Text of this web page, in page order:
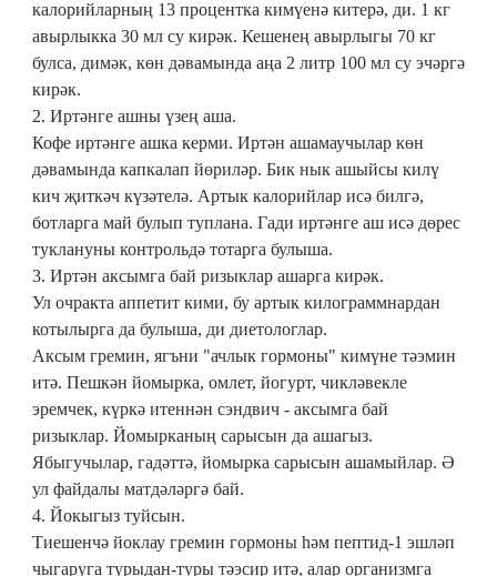
калорийларның 13 процентка кимүенә китерә, ди. 1 кг
авырлыкка 30 мл су кирәк. Кешенең авырлыгы 70 кг
булса, димәк, көн дәвамында аңа 2 литр 100 мл су эчәргә
кирәк.
2. Иртәнге ашны үзең аша.
Кофе иртәнге ашка керми. Иртән ашамаучылар көн
дәвамында капкалап йөриләр. Бик нык ашыйсы килү
кич җиткәч күзәтелә. Артык калорийлар исә билгә,
ботларга май булып туплана. Гади иртәнге аш исә дөрес
туклануны контрольдә тотарга булыша.
3. Иртән аксымга бай ризыклар ашарга кирәк.
Ул очракта аппетит кими, бу артык килограммнардан
котылырга да булыша, ди диетологлар.
Аксым гремин, ягъни "ачлык гормоны" кимүне тәэмин
итә. Пешкән йомырка, омлет, йогурт, чикләвекле
эремчек, күркә итеннән сэндвич - аксымга бай
ризыклар. Йомырканың сарысын да ашагыз.
Ябыгучылар, гадәттә, йомырка сарысын ашамыйлар. Ә
ул файдалы матдәләргә бай.
4. Йокыгыз туйсын.
Тиешенчә йоклау гремин гормоны һәм пептид-1 эшләп
чыгаруга турыдан-туры тәэсир итә, алар организмга